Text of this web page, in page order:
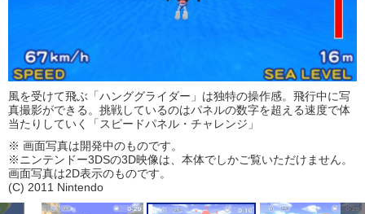
風を受けて飛ぶ「ハンググライダー」は独特の操作感。飛行中に写
真撮影ができる。挑戦しているのはパネルの数字を超える速度で体
当たりしていく「スピードパネル・チャレンジ」
※ 画面写真は開発中のものです。
※ニンテンドー3DSの3D映像は、本体でしかご覧いただけません。
画面写真は2D表示のものです。
(C) 2011 Nintendo